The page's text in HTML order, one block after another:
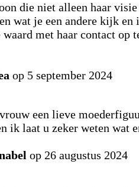
die niet alleen haar
wat je een andere kijk
met haar contact op
op 5 september 2024
een lieve
ik laat u zeker weten wat
op 26 augustus 2024